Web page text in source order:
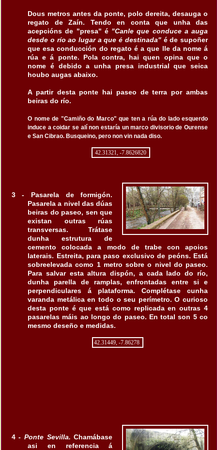
Dous metros antes da ponte, polo dereita, desauga o
regato de Zaín. Tendo en conta que unha das
acepcións de "presa" é "Canle que conduce a auga
desde o río ao lugar a que é destinada"é de supoñer
que esa conducción do regato é a que lle da nome á
rúa e á ponte. Pola contra, hai quen opina que o
nome é debido a unha presa industrial que seica
houbo augas abaixo.
A partir desta ponte hai paseo de terra por ambas
beiras do río.
O nome de "Camiño do Marco" que ten a rúa do lado esquerdo
induce a coidar se alí non estaría un marco divisorio de Ourense
e San Cibrao. Busqueino, pero non vin nada diso.
42.31321, -7.8626820
3 - Pasarela de formigón.
Pasarela a nivel das dúas
beiras do paseo, sen que
existan outras rúas
transversas. Trátase
dunha estrutura de
cemento colocada a modo de trabe con apoios
laterais. Estreita, para paso exclusivo de peóns. Está
sobreelevada como 1 metro sobre o nivel do paseo.
Para salvar esta altura dispón, a cada lado do río,
dunha parella de ramplas, enfrontadas entre si e
perpendiculares á plataforma. Complétase cunha
varanda metálica en todo o seu perímetro. O curioso
desta ponte é que está como replicada en outras 4
pasarelas máis ao longo do paseo. En total son 5 co
mesmo deseño e medidas.
42.31449, -7.86278
4 -Ponte Sevilla. Chamábase
asi en referencia á